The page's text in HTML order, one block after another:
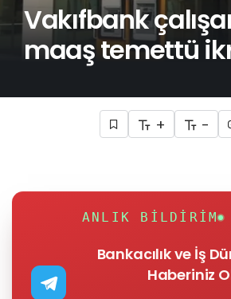
Vakıfbank
maaş temettü
+ -
ANLIK BILDIRIM
Bankacılık ve İş
Haberiniz